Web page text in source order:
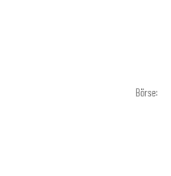
Börse: